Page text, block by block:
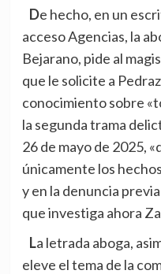
De hecho, en un escrito al que también ha tenido
acceso Agencias, la
Bejarano, pide al
que le solicite a
conocimiento sobre
la segunda trama
26 de mayo de 2025,
únicamente los
y en la denuncia
que investiga ahora
La letrada aboga, asimismo, por que Zamarriego
eleve el tema de la